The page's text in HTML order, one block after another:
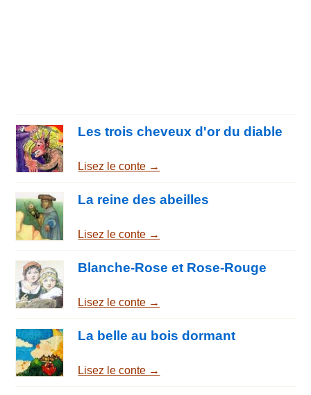
Les trois cheveux d'or du diable
Lisez le conte →
La reine des abeilles
Lisez le conte →
Blanche-Rose et Rose-Rouge
Lisez le conte →
La belle au bois dormant
Lisez le conte →